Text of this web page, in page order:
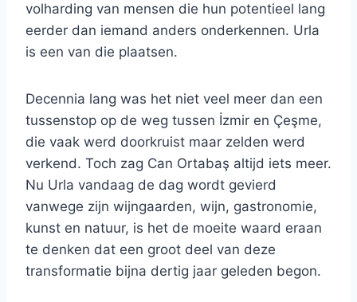
volharding van mensen die hun potentieel lang
eerder dan iemand anders onderkennen. Urla
is een van die plaatsen.
Decennia lang was het niet veel meer dan een
tussenstop op de weg tussen İzmir en Çeşme,
die vaak werd doorkruist maar zelden werd
verkend. Toch zag Can Ortabaş altijd iets meer.
Nu Urla vandaag de dag wordt gevierd
vanwege zijn wijngaarden, wijn, gastronomie,
kunst en natuur, is het de moeite waard eraan
te denken dat een groot deel van deze
transformatie bijna dertig jaar geleden begon.